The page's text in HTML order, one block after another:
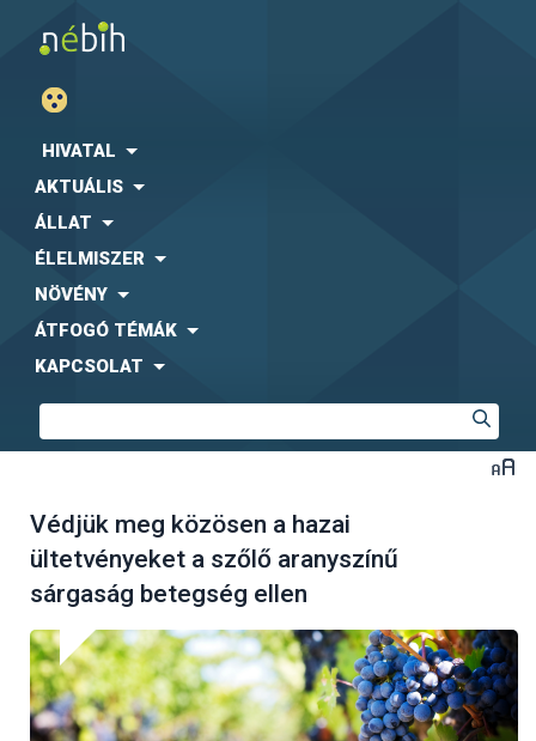
HIVATAL
AKTUÁLIS
ÁLLAT
ÉLELMISZER
NÖVÉNY
ÁTFOGÓ TÉMÁK
KAPCSOLAT
Védjük meg közösen a hazai
ültetvényeket a szőlő aranyszínű
sárgaság betegség ellen